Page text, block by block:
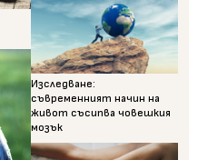
Изследване:
съвременният начин на
живот съсипва човешкия
мозък